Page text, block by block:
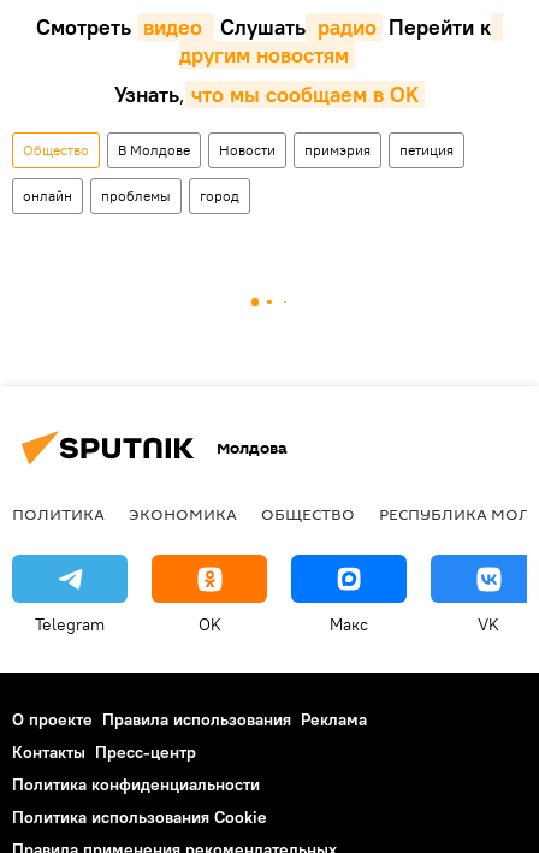
Смотреть видео Cлушать радио Перейти к
другим новостям
Узнать, что мы сообщаем в OK
Общество В Молдове Новости примэрия петиция
онлайн проблемы город
Молдова
ПОЛИТИКА ЭКОНОМИКА ОБЩЕСТВО РЕСПУБЛИКА
Telegram OK Макс VK
О проекте Правила использования Реклама
Контакты Пресс-центр
Политика конфиденциальности
Политика использования Cookie